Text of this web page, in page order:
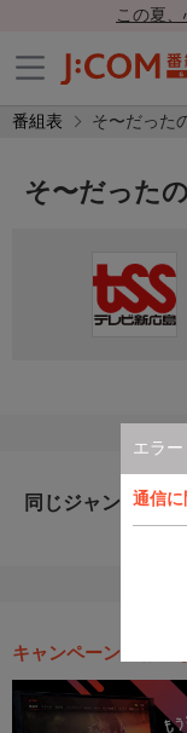
この夏
番組表 そ〜だった
エラー
通信
そ〜だった
同じジャンルのお
キャンペーン・お得